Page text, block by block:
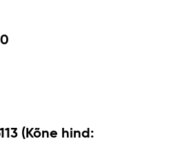
(Kõne hind: